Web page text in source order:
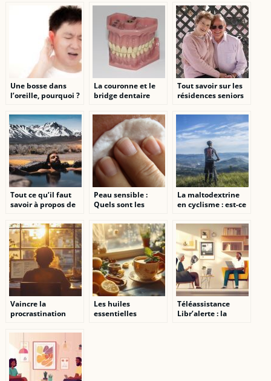
abdominale
Une bosse dans
l’oreille, pourquoi ?
La couronne et le
bridge dentaire
Tout savoir sur les
résidences seniors
Tout ce qu’il faut
savoir à propos de
thermalisme
Peau sensible :
Quels sont les
cosmetiques a
privilegier ?
La maltodextrine
en cyclisme : est-ce
Vaincre la
procrastination
Les huiles
essentielles
Téléassistance
Libr’alerte : la